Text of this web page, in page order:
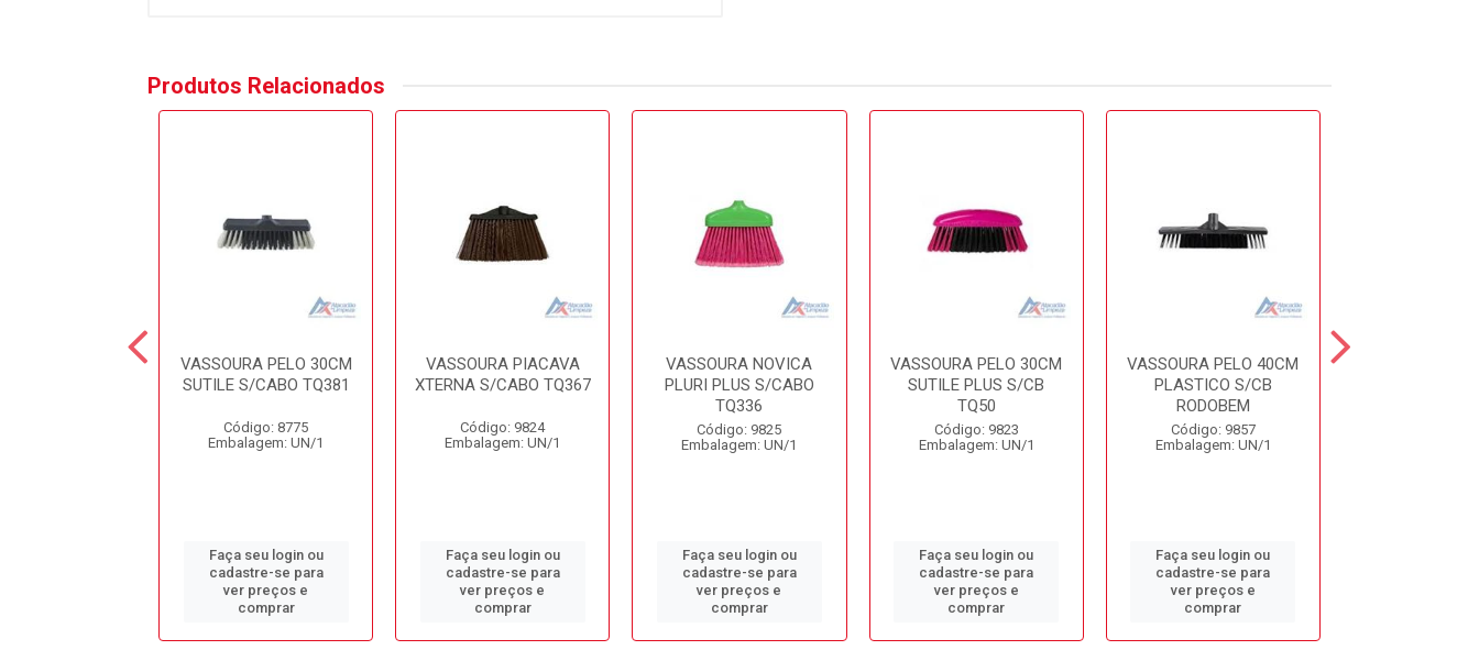
Produtos Relacionados
VASSOURA PELO 30CM
SUTILE S/CABO TQ381
Código: 8775
Embalagem: UN/1
Faça seu login ou
cadastre-se para
ver preços e
comprar
VASSOURA PIACAVA
XTERNA S/CABO TQ367
Código: 9824
Embalagem: UN/1
Faça seu login ou
cadastre-se para
ver preços e
comprar
VASSOURA NOVICA
PLURI PLUS S/CABO
TQ336
Código: 9825
Embalagem: UN/1
Faça seu login ou
cadastre-se para
ver preços e
comprar
VASSOURA PELO 30CM
SUTILE PLUS S/CB
TQ50
Código: 9823
Embalagem: UN/1
Faça seu login ou
cadastre-se para
ver preços e
comprar
VASSOURA PELO 40CM
PLASTICO S/CB
RODOBEM
Código: 9857
Embalagem: UN/1
Faça seu login ou
cadastre-se para
ver preços e
comprar